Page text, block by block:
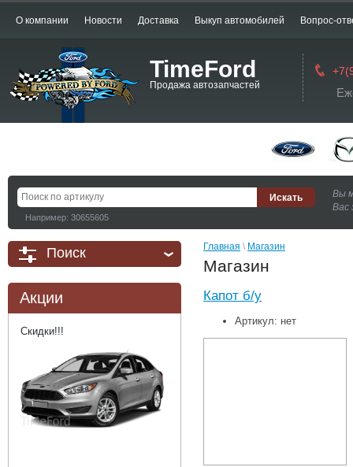
О компании Новости Доставка Выкуп автомобилей Вопрос-
TimeFord
Продажа автозапчастей
Например: 30655605
Вы
Вас
Поиск
Акции
Скидки!!!
Главная \ Магазин
Магазин
Капот б/у
Артикул: нет